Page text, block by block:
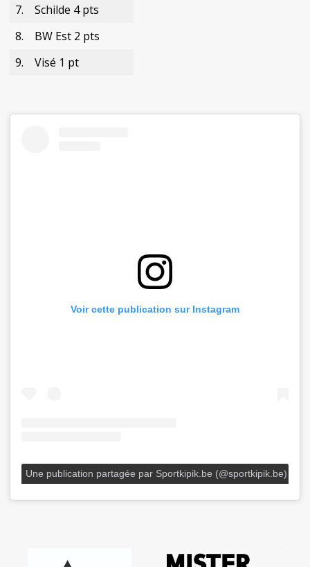
7.
Schilde 4 pts
8.
BW Est 2 pts
9.
Visé 1 pt
Voir cette publication sur Instagram
Une publication partagée par Sportkipik.be (@sportkipik.be)